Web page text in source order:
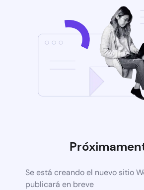
Se está creando el nuevo sitio
publicará en breve